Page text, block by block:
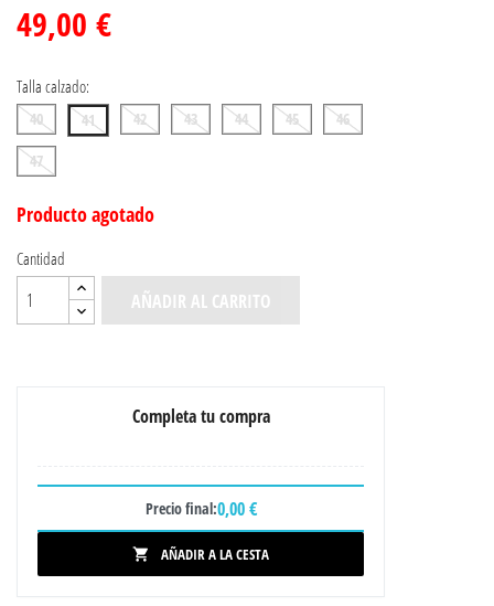
49,00 €
Talla calzado:
40 41 42 43 44 45
46
47
Producto agotado
Cantidad
AÑADIR AL CARRITO
Completa tu compra
Precio final:0,00 €
 AÑADIR A LA CESTA